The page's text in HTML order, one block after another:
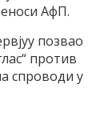
AфП.
позвао
против
спроводи у